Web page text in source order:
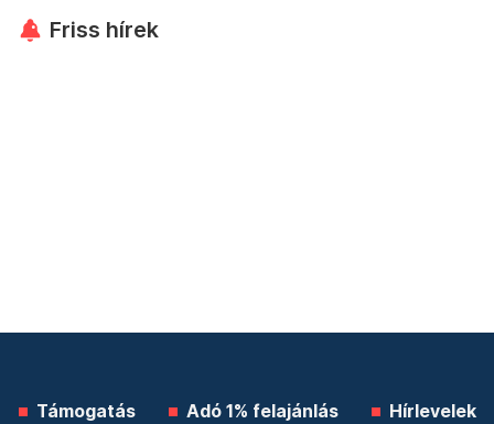
Friss hírek
Támogatás Adó 1% felajánlás Hírlevelek